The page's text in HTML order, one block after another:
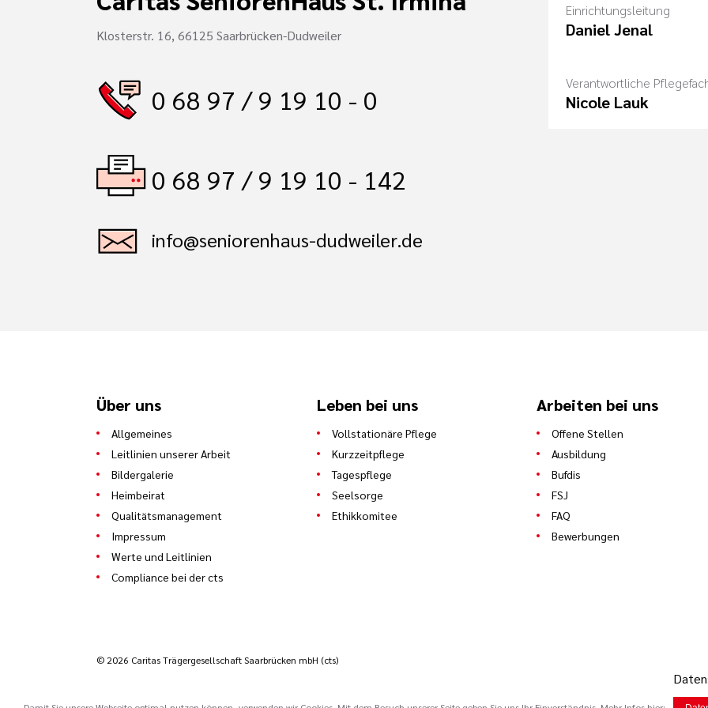
Klosterstr. 16, 66125 Saarbrücken-Dudweiler
0 68 97 / 9 19 10 - 0
0 68 97 / 9 19 10 - 142
info@seniorenhaus-dudweiler.de
Einrichtungsleitung
Daniel Jenal
Verantwortliche
Nicole Lauk
Über uns
Allgemeines
Leitlinien unserer Arbeit
Bildergalerie
Heimbeirat
Qualitätsmanagement
Impressum
Werte und Leitlinien
Compliance bei der cts
Leben bei uns
Vollstationäre Pflege
Kurzzeitpflege
Tagespflege
Seelsorge
Ethikkomitee
Arbeiten bei uns
Offene Stellen
Ausbildung
Bufdis
FSJ
FAQ
Bewerbungen
© 2026 Caritas Trägergesellschaft Saarbrücken mbH (cts)